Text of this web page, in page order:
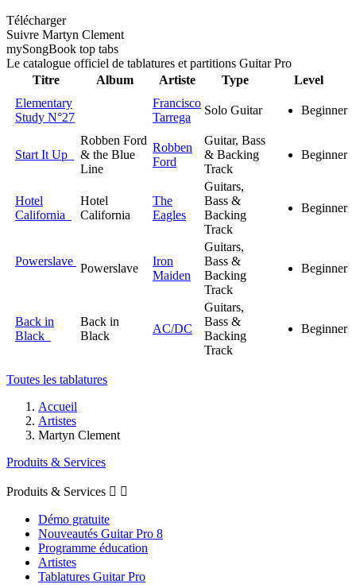
Télécharger
Suivre Martyn Clement
mySongBook top tabs
Le catalogue officiel de tablatures et partitions Guitar Pro
Titre
Album Artiste Type
Level
Elementary
Study N°27
Francisco
Tarrega
Solo Guitar Beginner
Start It Up
Robben Ford
& the Blue
Line
Robben
Ford
Guitar, Bass
& Backing
Track
Beginner
Hotel
California
Hotel
California
The
Eagles
Guitars,
Bass &
Backing
Track
Beginner
Powerslave
Powerslave
Iron
Maiden
Guitars,
Bass &
Backing
Track
Beginner
Back in
Black
Back in
Black
AC/DC
Guitars,
Bass &
Backing
Track
Beginner
Toutes les tablatures
Accueil
Artistes
Martyn Clement
Produits & Services
Produits & Services  
Démo gratuite
Nouveautés Guitar Pro 8
Programme éducation
Artistes
Tablatures Guitar Pro